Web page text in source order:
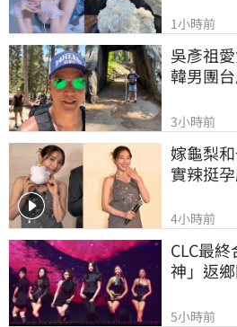
1小時前
吳彥祖
韓男團
3小時前
嫁龜梨
實辣挺
4小時前
CLC最
神」返
5小時前